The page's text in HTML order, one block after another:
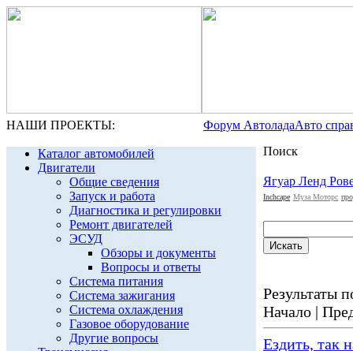
НАШИ ПРОЕКТЫ: Форум АвтоладаАвто
Каталог автомобилей
Двигатели
Общие сведения
Запуск и работа
Диагностика и регулировки
Ремонт двигателей
ЭСУД
Обзоры и документы
Вопросы и ответы
Система питания
Система зажигания
Система охлаждения
Газовое оборудование
Другие вопросы
Поиск
Ягуар Ленд
Inchcape Муза Моторс
Результаты
Начало |
Ездить, так